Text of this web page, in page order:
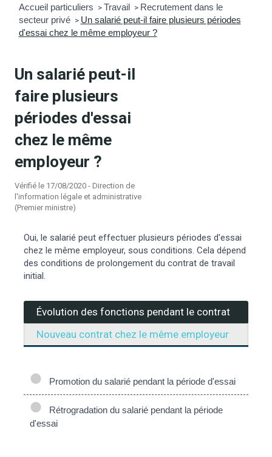
municipaux
sur la commune
d’urbanisme
Association
voirie, arrêté de circulation et
domaine public
à la commune
Accueil particuliers > Travail > Recrutement dans le
secteur privé > Un salarié peut-il faire plusieurs périodes
d'essai chez le même employeur ?
Un salarié peut-il
faire plusieurs
périodes d'essai
chez le même
employeur ?
Vérifié le 17/08/2020 - Direction de
l'information légale et administrative
(Premier ministre)
Oui, le salarié peut effectuer plusieurs périodes d'essai
chez le même employeur, sous conditions. Cela dépend
des conditions de prolongement du contrat de travail
initial.
Évolution des fonctions pendant le contrat
Nouveau contrat chez le même employeur
Promotion du salarié pendant la période d'essai
Rétrogradation du salarié pendant la période
d'essai